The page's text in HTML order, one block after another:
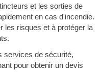
et les sorties de
en cas d'incendie.
les risques et à protéger la
services de sécurité,
pour obtenir un devis